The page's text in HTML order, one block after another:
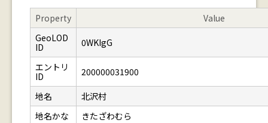
Property
Value
GeoLOD
ID
0WKIgG
エントリ
ID
200000031900
地名
北沢村
地名かな
きたざわむら